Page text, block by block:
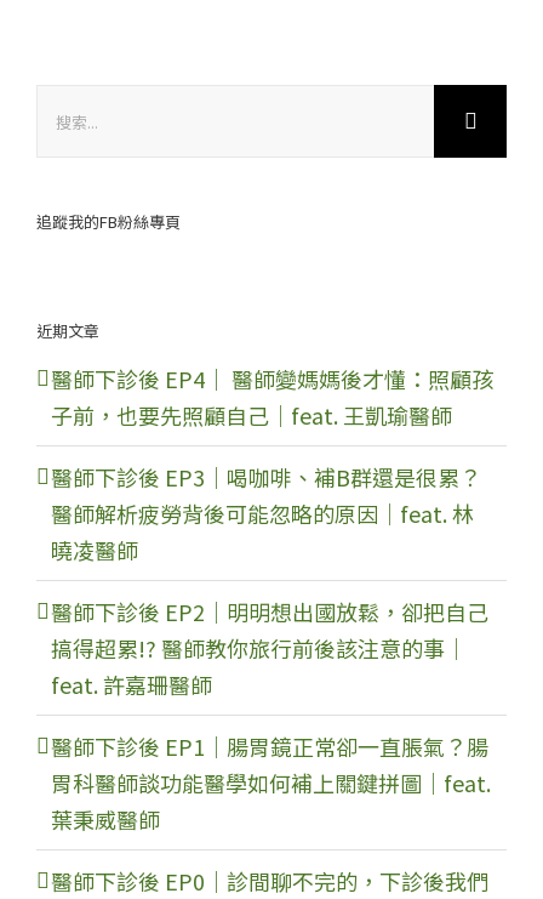
果：
追蹤我的FB粉絲專頁
近期文章
醫師下診後 EP4｜ 醫師變媽媽後才懂：照顧孩
子前，也要先照顧自己｜feat. 王凱瑜醫師
醫師下診後 EP3｜喝咖啡、補B群還是很累？
醫師解析疲勞背後可能忽略的原因｜feat. 林
曉凌醫師
醫師下診後 EP2｜明明想出國放鬆，卻把自己
搞得超累!? 醫師教你旅行前後該注意的事｜
feat. 許嘉珊醫師
醫師下診後 EP1｜腸胃鏡正常卻一直脹氣？腸
胃科醫師談功能醫學如何補上關鍵拼圖｜feat.
葉秉威醫師
醫師下診後 EP0｜診間聊不完的，下診後我們